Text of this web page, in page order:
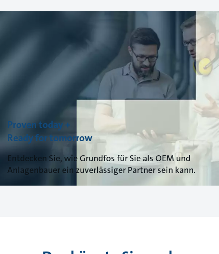
Proven today +
Ready for tomorrow
Entdecken Sie, wie Grundfos für Sie als OEM und
Anlagenbauer ein zuverlässiger Partner sein kann.